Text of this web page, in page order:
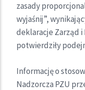
zasady
wyjaśnij”,
deklaracje Zarząd i
potwierdziły
Informację o
Nadzorcza PZU